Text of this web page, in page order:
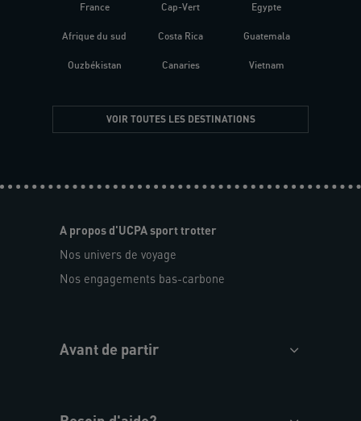
France
Afrique du sud
Ouzbékistan
Cap-Vert
Costa Rica
Canaries
Egypte
Guatemala
Vietnam
VOIR TOUTES LES DESTINATIONS
A propos d'UCPA sport trotter
Nos univers de voyage
Nos engagements bas-carbone
Avant de partir